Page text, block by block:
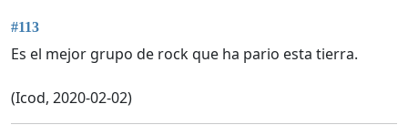
#113
Es el mejor grupo de rock que ha pario esta tierra.
(Icod, 2020-02-02)